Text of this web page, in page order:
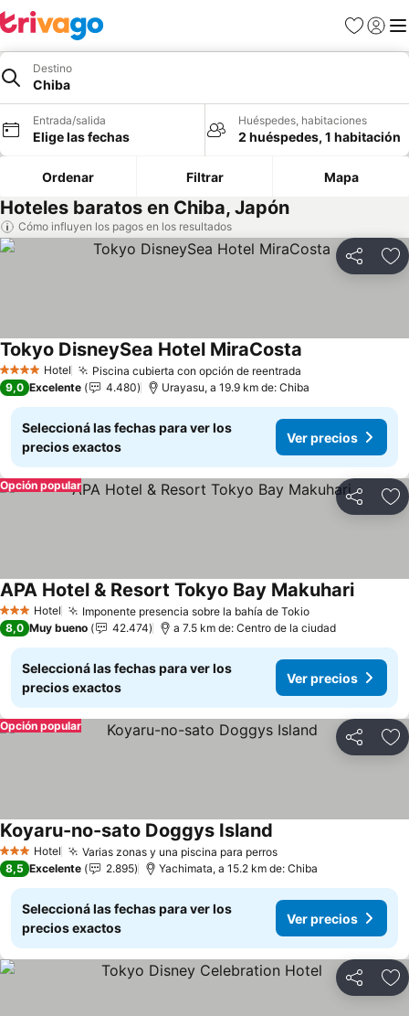
Favoritos
Iniciar
Destino
Chiba
Entrada/salida
Elige las fechas
Huéspedes, habitaciones
2 huéspedes, 1 habitación
Ordenar Filtrar Mapa
Hoteles baratos en Chiba, Japón
Cómo influyen los pagos en los resultados
Compartir
4 EstrellasHotel Piscina cubierta con opción de reentrada
Tokyo DisneySea Hotel MiraCosta
9,0 Excelente 4.480 Urayasu, a 19.9 km de: Chiba
Seleccioná las fechas para ver los
precios exactos
Ver precios
Compartir
Opción popular
3 Estrellas
Hotel Imponente presencia sobre la bahía de Tokio
APA Hotel & Resort Tokyo Bay Makuhari
8,0 Muy bueno 42.474 a 7.5 km de: Centro de la ciudad
Seleccioná las fechas para ver los
precios exactos
Ver precios
Compartir
Opción popular
3 Estrellas
Hotel Varias zonas y una piscina para perros
Koyaru-no-sato Doggys Island
8,5 Excelente 2.895 Yachimata, a 15.2 km de: Chiba
Seleccioná las fechas para ver los
precios exactos
Ver precios
Compartir